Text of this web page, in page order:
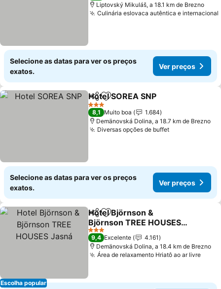
Liptovský Mikuláš, a 18.1 km de Brezno
Culinária eslovaca autêntica e internacional
Selecione as datas para ver os preços
exatos.
Ver preços
PartilharAdicionar aos favoritos
Hotel SOREA SNP
3 Estrelas
8,1 Muito boa
1.684
Demänovská Dolina, a 18.7 km de Brezno
Diversas opções de buffetVer preços
Selecione as datas para ver os preços
exatos.
Ver preços
Escolha popular
PartilharAdicionar aos favoritos
Hotel Björnson &
Björnson TREE HOUSES
Jasná
Ver preços
3 Estrelas
9,4 Excelente
4.161
Demänovská Dolina, a 18.4 km de Brezno
Área de relaxamento Hriatô ao ar livreVer